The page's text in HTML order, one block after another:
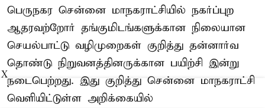
பெருநகர சென்னை மாநகராட்சியில் நகர்ப்புற
ஆதரவற்றோர் தங்குமிடங்களுக்கான நிலையான
செயல்பாட்டு வழிமுறைகள் குறித்து தன்னார்வ
தொண்டு நிறுவனத்தினருக்கான பயிற்சி இன்று
நடைபெற்றது. இது குறித்து சென்னை மாநகராட்சி
வெளியிட்டுள்ள அறிக்கையில்
X